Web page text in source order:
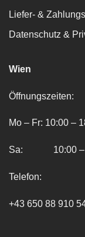
Liefer- &
Datenschutz &
Wien
Öffnungszeiten:
Mo – Fr: 10:00 –
Sa: 10:00 –
Telefon:
+43 650 88 910